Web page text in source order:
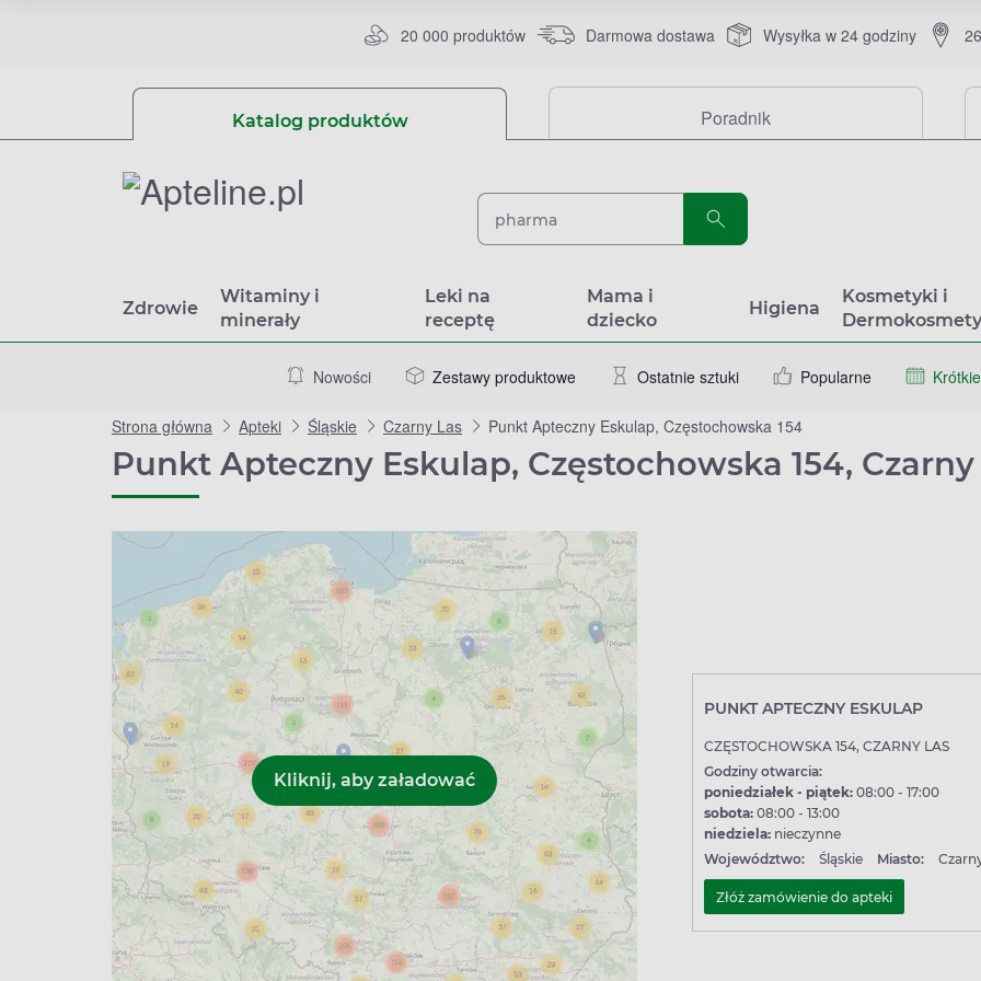
20 000 produktów Darmowa dostawa Wysyłka w 24 godziny
Katalog produktów Poradnik
Zdrowie
Witaminy i
minerały
Leki na
receptę
Mama i
dziecko
Higiena
Kosmetyki i
Nowości Zestawy produktowe Ostatnie sztuki Popularne
Strona główna Apteki Śląskie Czarny Las Punkt Apteczny Eskulap, Częstochowska 154
Punkt Apteczny Eskulap, Częstochowska 154, Czarny
PUNKT APTECZNY ESKULAP
CZĘSTOCHOWSKA 154, CZARNY LAS
Godziny otwarcia:
poniedziałek - piątek: 08:00 - 17:00
sobota: 08:00 - 13:00
niedziela: nieczynne
Województwo:
Śląskie Miasto:
Złóż zamówienie do apteki